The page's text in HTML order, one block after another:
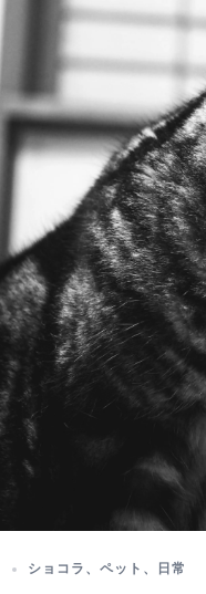
ショコラ 、 ペット 、 日常